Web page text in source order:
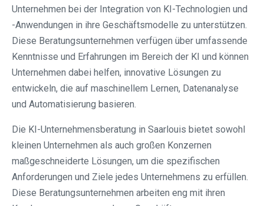
Unternehmen bei der Integration von KI-Technologien und
-Anwendungen in ihre Geschäftsmodelle zu unterstützen.
Diese Beratungsunternehmen verfügen über umfassende
Kenntnisse und Erfahrungen im Bereich der KI und können
Unternehmen dabei helfen, innovative Lösungen zu
entwickeln, die auf maschinellem Lernen, Datenanalyse
und Automatisierung basieren.
Die KI-Unternehmensberatung in Saarlouis bietet sowohl
kleinen Unternehmen als auch großen Konzernen
maßgeschneiderte Lösungen, um die spezifischen
Anforderungen und Ziele jedes Unternehmens zu erfüllen.
Diese Beratungsunternehmen arbeiten eng mit ihren